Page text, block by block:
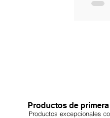
Productos de
Productos excepcionales